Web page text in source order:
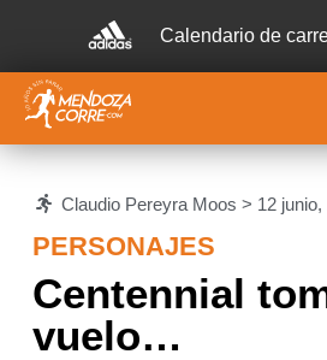
Calendario de
Claudio Pereyra Moos > 12 junio,
PERSONAJES
Centennial
vuelo…